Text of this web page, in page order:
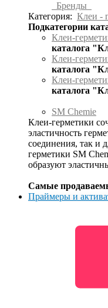
Бренды
Категория: Клеи -
Подкатегории
Клеи-
каталога
Клеи-
каталога
Клеи-
каталога
SM Chemie
Клеи-герметики
эластичность
соединения, так и
герметики SM
образуют
Самые
Праймеры и